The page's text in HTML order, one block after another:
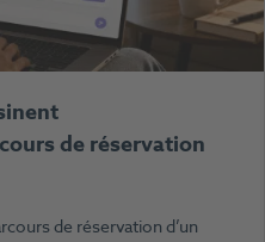
de réservation
de réservation d’un